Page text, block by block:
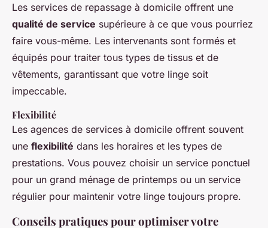
Les services de repassage à domicile offrent une
qualité de service supérieure à ce que vous pourriez
faire vous-même. Les intervenants sont formés et
équipés pour traiter tous types de tissus et de
vêtements, garantissant que votre linge soit
impeccable.
Flexibilité
Les agences de services à domicile offrent souvent
une flexibilité dans les horaires et les types de
prestations. Vous pouvez choisir un service ponctuel
pour un grand ménage de printemps ou un service
régulier pour maintenir votre linge toujours propre.
Conseils pratiques pour optimiser votre